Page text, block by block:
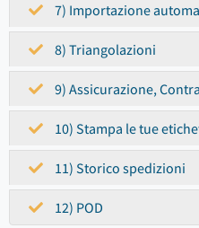
7) Importazione
8) Triangolazioni
9) Assicurazione,
10) Stampa le tue
11) Storico spedizioni
12) POD